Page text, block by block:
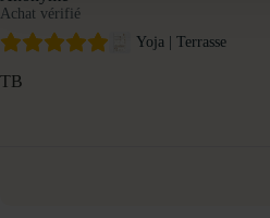
Achat vérifié
Yoja | Terrasse
TB